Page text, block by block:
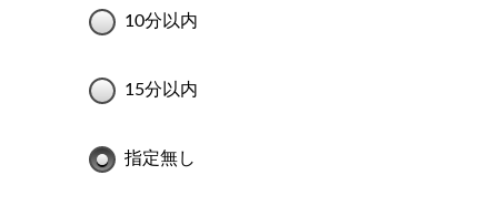
10分以内
15分以内
指定無し